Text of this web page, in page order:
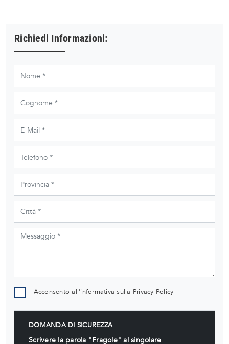
Richiedi Informazioni:
Acconsento all'informativa sulla Privacy Policy
DOMANDA DI SICUREZZA
Scrivere la parola "Fragole" al singolare